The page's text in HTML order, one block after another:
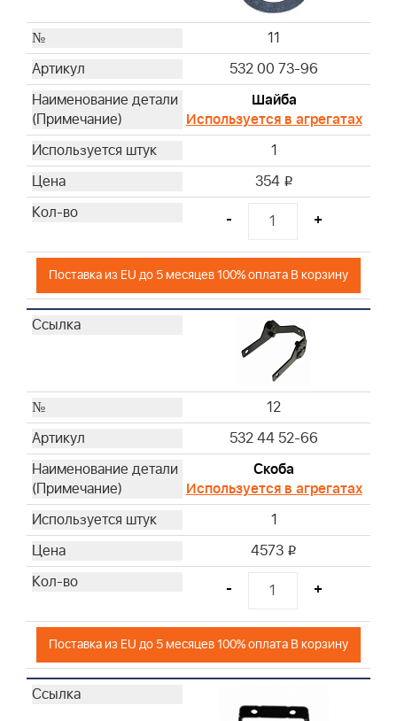
11
532 00 73-96
Шайба
Используется в агрегатах
1
354 i
- +
Поставка из EU до 5 месяцев 100% оплата В корзину
12
532 44 52-66
Скоба
Используется в агрегатах
1
4573 i
- +
Поставка из EU до 5 месяцев 100% оплата В корзину